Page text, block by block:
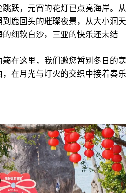
跃，元宵的花灯已点亮海岸。从
鹿回头的璀璨夜景，从大小洞天
细软白沙，三亚的快乐还未结
在这里，我们邀您暂别冬日的寒
在月光与灯火的交织中接着奏乐